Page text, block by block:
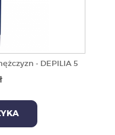
- DEPILIA 5